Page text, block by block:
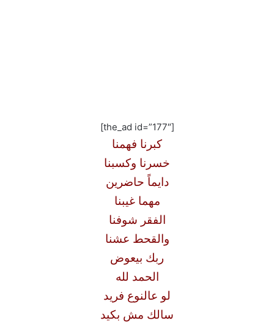
[the_ad id=”177″]
كبرنا فهمنا
خسرنا وكسبنا
دايماً حاضرين
مهما غيبنا
الفقر شوفنا
والقحط عشنا
ربك بيعوض
الحمد لله
لو عالنوع فريد
سالك مش بكيد